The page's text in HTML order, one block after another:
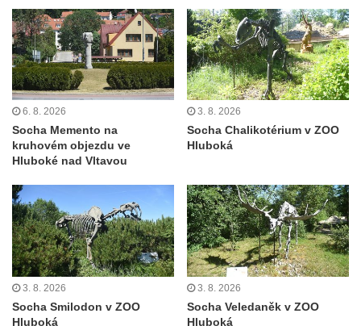
Socha světce severně od Lužce nad
Vltavou
Pamětní kámen revitalizace Vltavy Vraňany
– Hořín u Lužce nad Vltavou
Strom svobody a památník 100 let republiky
a 30. výročí listopadu 1989 v Hrobčicích
Boží muka v parku před domem čp. 17 v
Sochy „Klaun a dívenka“ v parku v centru
Hrobčic
Socha svatého Antonína poustevníka v
Mirošovicích
Socha vodníka u požární nádrže v
Mirošovicích
6. 8. 2026
Socha Memento na
kruhovém objezdu ve
Hluboké nad Vltavou
3. 8. 2026
Socha Chalikotérium v ZOO
Hluboká
3. 8. 2026
Socha Smilodon v ZOO
Hluboká
3. 8. 2026
Socha Veledaněk v ZOO
Hluboká